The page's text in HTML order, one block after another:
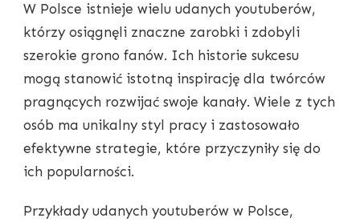
W Polsce istnieje wielu udanych youtuberów,
którzy osiągnęli znaczne zarobki i zdobyli
szerokie grono fanów. Ich historie sukcesu
mogą stanowić istotną inspirację dla twórców
pragnących rozwijać swoje kanały. Wiele z tych
osób ma unikalny styl pracy i zastosowało
efektywne strategie, które przyczyniły się do
ich popularności.
Przykłady udanych youtuberów w Polsce,